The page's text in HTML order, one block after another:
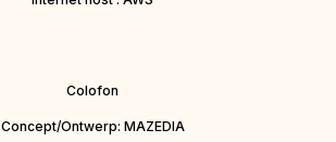
Colofon
Concept/Ontwerp: MAZEDIA